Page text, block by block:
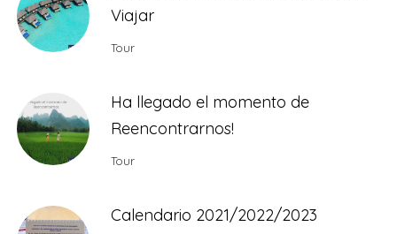
Viajar
Tour
Ha llegado el momento de
Reencontrarnos!
Tour
Calendario 2021/2022/2023